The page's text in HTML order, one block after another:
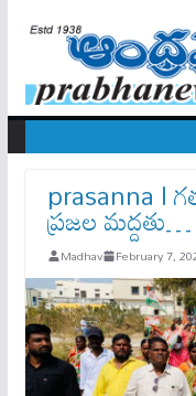
prasanna l
ప్రజల మద్దతు…
Madhav February 7,